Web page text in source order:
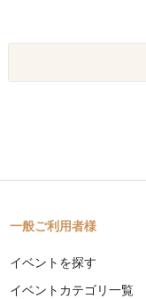
一般ご利用者様
イベントを探す
イベントカテゴリ一覧